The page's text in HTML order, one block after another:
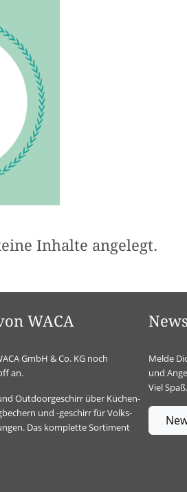
Inhalte angelegt.
WACA
GmbH & Co. KG noch
an.
Outdoorgeschirr über Küchen-
und -geschirr für Volks-
Das komplette Sortiment
Melde
und
Viel Spaß.